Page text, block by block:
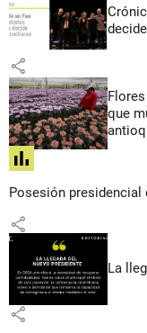
share
que
share
Posesión presidencial
share
La
share